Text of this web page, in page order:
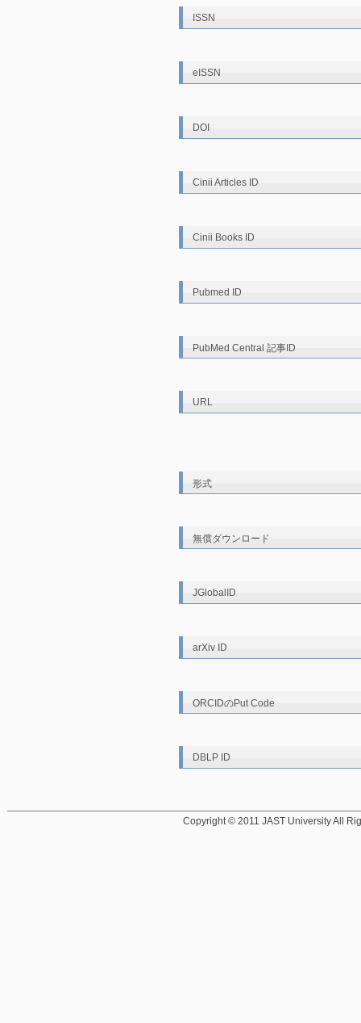
ISSN
eISSN
DOI
Cinii Articles ID
Cinii Books ID
Pubmed ID
PubMed Central 記事ID
URL
形式
無償ダウンロード
JGlobalID
arXiv ID
ORCIDのPut Code
DBLP ID